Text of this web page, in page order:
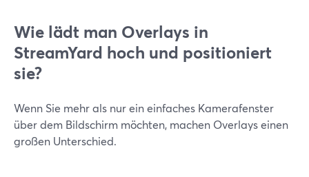
Wie lädt man Overlays in
StreamYard hoch und positioniert
sie?
Wenn Sie mehr als nur ein einfaches Kamerafenster
über dem Bildschirm möchten, machen Overlays einen
großen Unterschied.